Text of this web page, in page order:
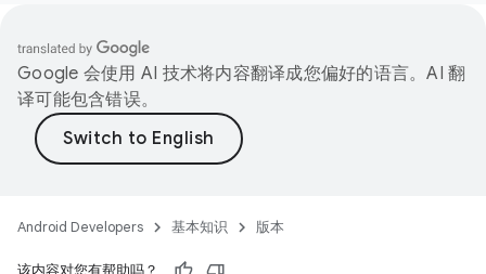
Google 会使用 AI 技术将内容翻译成您偏好的语言。AI 翻
译可能包含错误。
Android Developers 基本知识 版本
该内容对您有帮助吗？